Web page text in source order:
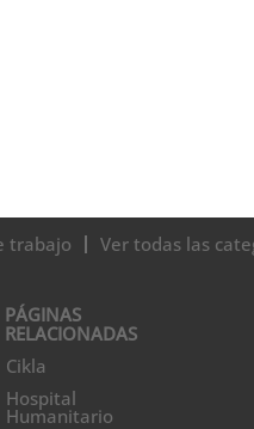
trabajo Ver todas las
PÁGINAS
RELACIONADAS
Cikla
Hospital
Humanitario